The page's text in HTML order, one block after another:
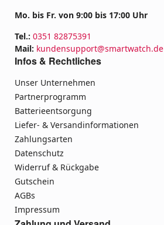
Mo. bis Fr. von 9:00 bis 17:00 Uhr
Tel.: 0351 82875391
Mail: kundensupport@smartwatch.de
Infos & Rechtliches
Unser Unternehmen
Partnerprogramm
Batterieentsorgung
Liefer- & Versandinformationen
Zahlungsarten
Datenschutz
Widerruf & Rückgabe
Gutschein
AGBs
Impressum